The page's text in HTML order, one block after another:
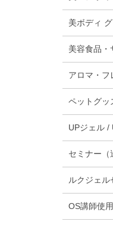
美ボディ
美容食品・
アロマ・フ
ペットグッ
UPジェル /
セミナー（
ルクジェル
OS講師使